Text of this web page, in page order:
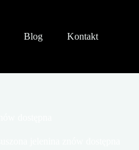
Blog Kontakt